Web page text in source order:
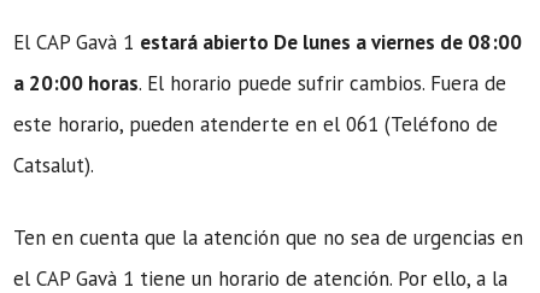
El CAP Gavà 1 estará abierto De lunes a viernes de 08:00
a 20:00 horas. El horario puede sufrir cambios. Fuera de
este horario, pueden atenderte en el 061 (Teléfono de
Catsalut).
Ten en cuenta que la atención que no sea de urgencias en
el CAP Gavà 1 tiene un horario de atención. Por ello, a la